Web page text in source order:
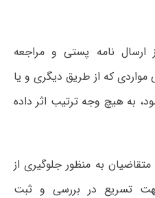
ارسال نامه پستی و مراجعه
که از طریق دیگری و یا
واصل شود، به هیچ وجه ترتیب اثر داده
به منظور جلوگیری از
تسریع در بررسی و ثبت